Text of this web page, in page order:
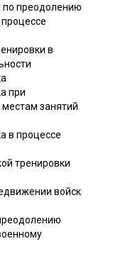
по преодолению
в
при
занятий
в процессе
тренировки
войск